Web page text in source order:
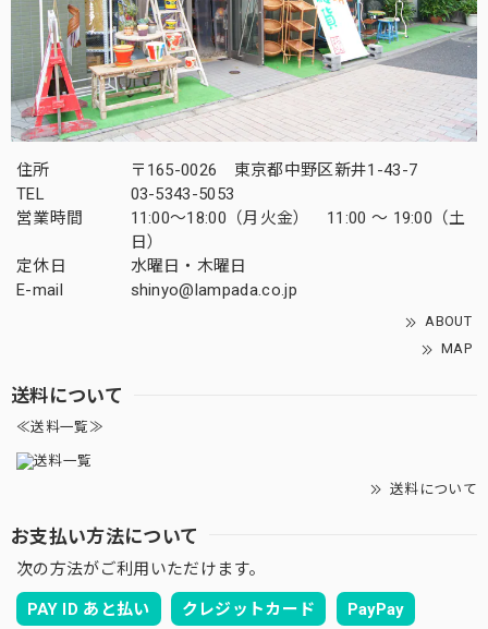
住所
〒165-0026 東京都中野区新井1-43-7
TEL
03-5343-5053
営業時間
11:00～18:00（月火金） 11:00 ～ 19:00（土
日）
定休日
水曜日・木曜日
E-mail
shinyo@lampada.co.jp
ABOUT
MAP
送料について
≪送料一覧≫
送料について
お支払い方法について
次の方法がご利用いただけます。
PAY ID あと払い クレジットカード PayPay